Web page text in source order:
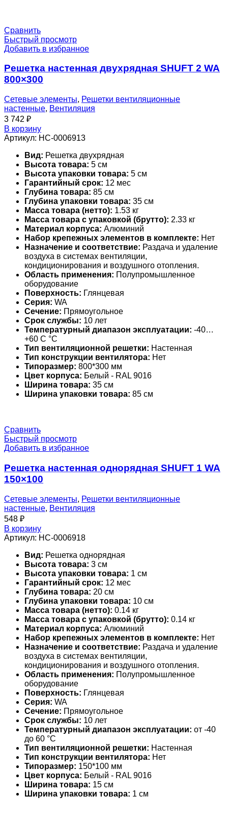
Сравнить
Быстрый просмотр
Добавить в избранное
Решетка настенная двухрядная SHUFT 2 WA
800×300
Сетевые элементы, Решетки вентиляционные
настенные, Вентиляция
3 742 ₽
В корзину
Артикул: НС-0006913
Вид: Решетка двухрядная
Высота товара: 5 см
Высота упаковки товара: 5 см
Гарантийный срок: 12 мес
Глубина товара: 85 см
Глубина упаковки товара: 35 см
Масса товара (нетто): 1.53 кг
Масса товара с упаковкой (брутто): 2.33 кг
Материал корпуса: Алюминий
Набор крепежных элементов в комплекте: Нет
Назначение и соответствие: Раздача и удаление
воздуха в системах вентиляции,
кондиционирования и воздушного отопления.
Область применения: Полупромышленное
оборудование
Поверхность: Глянцевая
Серия: WA
Сечение: Прямоугольное
Срок службы: 10 лет
Температурный диапазон эксплуатации: -40…
+60 С °С
Тип вентиляционной решетки: Настенная
Тип конструкции вентилятора: Нет
Типоразмер: 800*300 мм
Цвет корпуса: Белый - RAL 9016
Ширина товара: 35 см
Ширина упаковки товара: 85 см
Сравнить
Быстрый просмотр
Добавить в избранное
Решетка настенная однорядная SHUFT 1 WA
150×100
Сетевые элементы, Решетки вентиляционные
настенные, Вентиляция
548 ₽
В корзину
Артикул: НС-0006918
Вид: Решетка однорядная
Высота товара: 3 см
Высота упаковки товара: 1 см
Гарантийный срок: 12 мес
Глубина товара: 20 см
Глубина упаковки товара: 10 см
Масса товара (нетто): 0.14 кг
Масса товара с упаковкой (брутто): 0.14 кг
Материал корпуса: Алюминий
Набор крепежных элементов в комплекте: Нет
Назначение и соответствие: Раздача и удаление
воздуха в системах вентиляции,
кондиционирования и воздушного отопления.
Область применения: Полупромышленное
оборудование
Поверхность: Глянцевая
Серия: WA
Сечение: Прямоугольное
Срок службы: 10 лет
Температурный диапазон эксплуатации: от -40
до 60 °С
Тип вентиляционной решетки: Настенная
Тип конструкции вентилятора: Нет
Типоразмер: 150*100 мм
Цвет корпуса: Белый - RAL 9016
Ширина товара: 15 см
Ширина упаковки товара: 1 см